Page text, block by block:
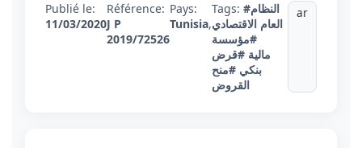
Publié le:
11/03/2020
Référence:
J P
2019/72526
Pays:
Tunisia,
Tags: #النظام
العام الاقتصادي
#مؤسسة
مالية #قرض
بنكي #منح
القروض
ar